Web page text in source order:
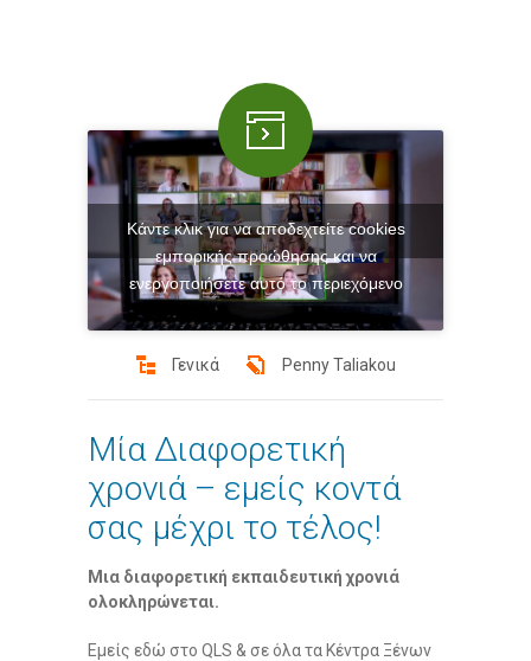
Κάντε κλικ για να αποδεχτείτε cookies
εμπορικής προώθησης και να
ενεργοποιήσετε αυτό το περιεχόμενο
Γενικά Penny Taliakou
Μία Διαφορετική
χρονιά – εμείς κοντά
σας μέχρι το τέλος!
Μια διαφορετική εκπαιδευτική χρονιά
ολοκληρώνεται.
Εμείς εδώ στο QLS & σε όλα τα Κέντρα Ξένων